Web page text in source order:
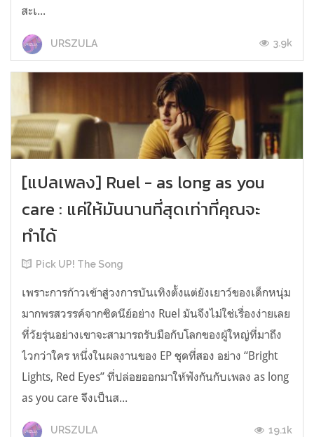
สะเ...
URSZULA 3.9k
[แปลเพลง] ​Ruel - as long as you
care : แค่ให้มันนานที่สุดเท่าที่คุณจะ
ทำได้
Pick UP! The Song
เพราะการก้าวเข้าสู่วงการบันเทิงตั้งแต่ยังเยาว์ของเด็กหนุ่ม
มากพรสวรรค์จากซิดนีย์อย่าง Ruel มันจึงไม่ใช่เรื่องง่ายเลย
ที่วัยรุ่นอย่างเขาจะสามารถรับมือกับโลกของผู้ใหญ่ที่มาถึง
ไวกว่าใคร หนึ่งในผลงานของ EP ชุดที่สอง อย่าง “Bright
Lights, Red Eyes” ที่ปล่อยออกมาให้ฟังกันกับเพลง as long
as you care จึงเป็นส...
URSZULA 19.1k